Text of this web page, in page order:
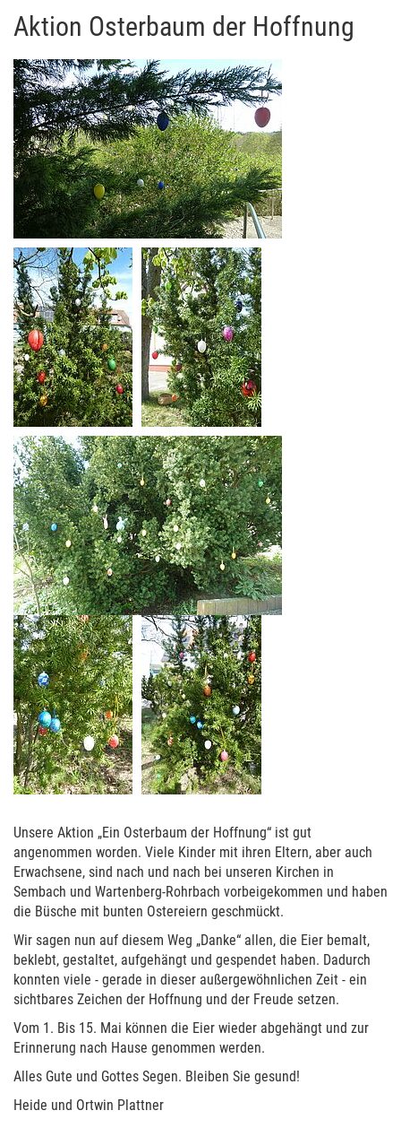
Aktion Osterbaum der Hoffnung
Unsere Aktion „Ein Osterbaum der Hoffnung“ ist gut
angenommen worden. Viele Kinder mit ihren Eltern, aber auch
Erwachsene, sind nach und nach bei unseren Kirchen in
Sembach und Wartenberg-Rohrbach vorbeigekommen und haben
die Büsche mit bunten Ostereiern geschmückt.
Wir sagen nun auf diesem Weg „Danke“ allen, die Eier bemalt,
beklebt, gestaltet, aufgehängt und gespendet haben. Dadurch
konnten viele - gerade in dieser außergewöhnlichen Zeit - ein
sichtbares Zeichen der Hoffnung und der Freude setzen.
Vom 1. Bis 15. Mai können die Eier wieder abgehängt und zur
Erinnerung nach Hause genommen werden.
Alles Gute und Gottes Segen. Bleiben Sie gesund!
Heide und Ortwin Plattner